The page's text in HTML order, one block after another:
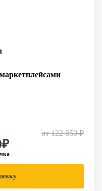
от122 850 ₽